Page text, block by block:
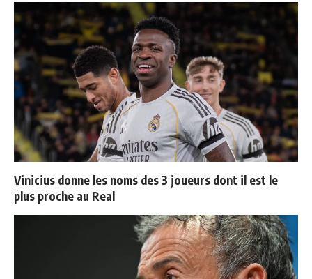
Vinicius donne les noms des 3 joueurs dont il est le
plus proche au Real